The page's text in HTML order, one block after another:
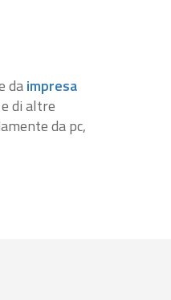
daimpresa
di altre
da pc,